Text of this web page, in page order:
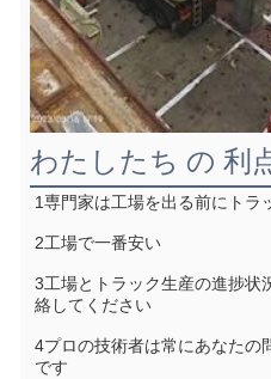
わたしたち の 利
1専門家は工場を出る前にトラ
2工場で一番安い
3工場とトラック生産の進捗状
絡してください
4プロの技術者は常にあなたの
です